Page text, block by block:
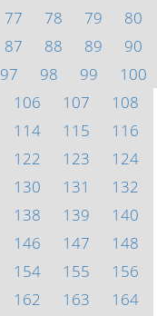
77 78 79
80
87 88 89
90
97 98 99
100
106 107
108
114 115
116
122 123
124
130 131
132
138 139
140
146 147
148
154 155
156
162 163
164